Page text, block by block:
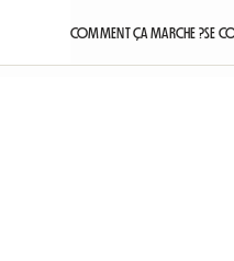
COMMENT ÇA MARCHE ?SE